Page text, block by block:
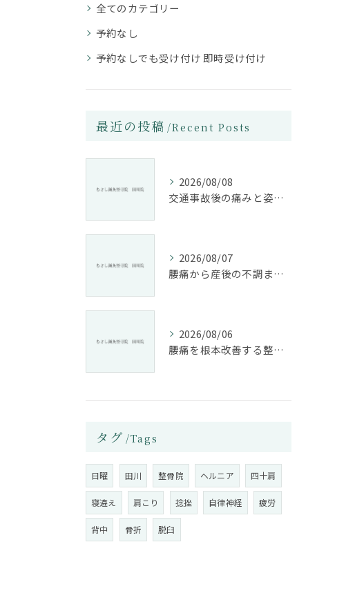
全てのカテゴリー
予約なし
予約なしでも受け付け 即時受け付け
最近の投稿 Recent Posts
2026/08/08
交通事故後の痛みと姿勢改善に特化した整骨院の役割
2026/08/07
腰痛から産後の不調まで整骨院で根本改善する方法
2026/08/06
腰痛を根本改善する整骨院の施術とアドバイスの重要性
タグ Tags
日曜 田川 整骨院 ヘルニア 四十肩
寝違え 肩こり 捻挫 自律神経 疲労
背中 骨折 脱臼